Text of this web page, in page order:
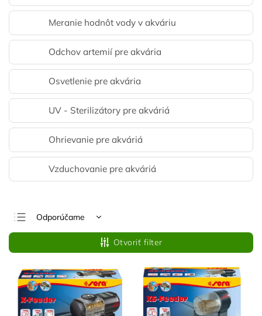
Meranie hodnôt vody v akváriu
Odchov artemií pre akvária
Osvetlenie pre akvária
UV - Sterilizátory pre akváriá
Ohrievanie pre akváriá
Vzduchovanie pre akváriá
Odporúčame
Najlacnejšie
Najdrahšie
Najpredávanejšie
Abecedne
Otvoriť filter